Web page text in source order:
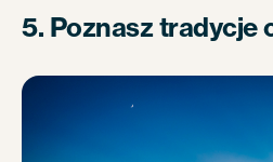
5. Poznasz tradycje